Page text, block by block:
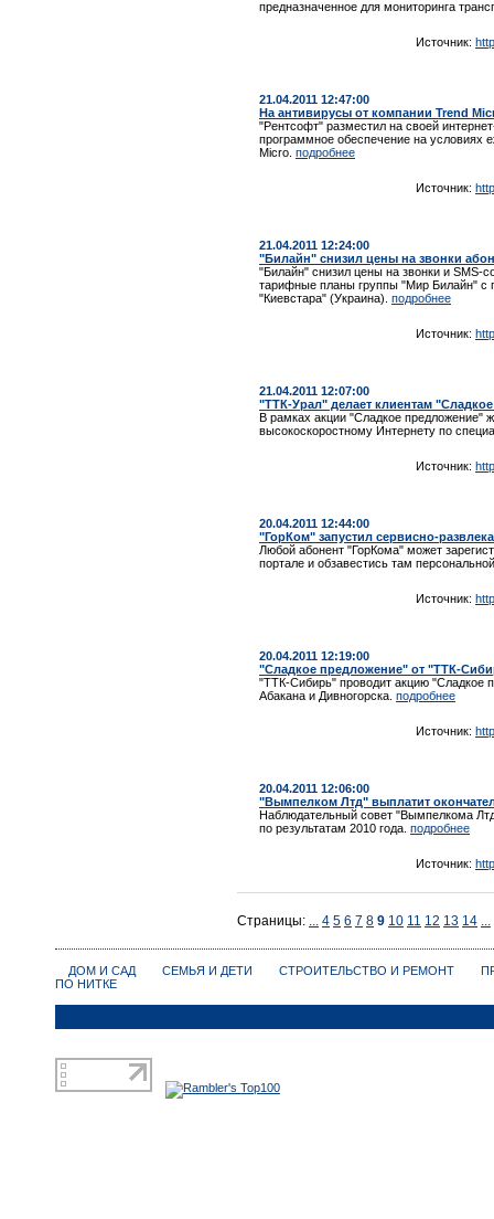
предназначенное для мониторинга
Источник:
21.04.2011 12:47:00
На антивирусы от компании Trend
"Рентсофт" разместил на своей
программное обеспечение на условиях
Micro. подробнее
Источник:
21.04.2011 12:24:00
"Билайн" снизил цены на звонки
"Билайн" снизил цены на звонки и SMS-
тарифные планы группы "Мир Билайн" с
"Киевстара" (Украина). подробнее
Источник:
21.04.2011 12:07:00
"ТТК-Урал" делает клиентам
В рамках акции "Сладкое предложение"
высокоскоростному Интернету по
Источник:
20.04.2011 12:44:00
"ГорКом" запустил сервисно-
Любой абонент "ГорКома" может
портале и обзавестись там
Источник:
20.04.2011 12:19:00
"Сладкое предложение" от "ТТК-
"ТТК-Сибирь" проводит акцию "Сладкое
Абакана и Дивногорска. подробнее
Источник:
20.04.2011 12:06:00
"Вымпелком Лтд" выплатит
Наблюдательный совет "Вымпелкома
по результатам 2010 года. подробнее
Источник:
Страницы: ... 4 5 6 7 8 9 10 11 12 13 14 ...
ДОМ И САД СЕМЬЯ И ДЕТИ СТРОИТЕЛЬСТВО И РЕМОНТ
ПО НИТКЕ